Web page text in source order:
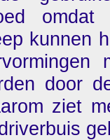
omdat
kunnen
door
ziet